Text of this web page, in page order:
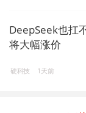
DeepSeek也扛
将大幅涨价
硬科技 1天前